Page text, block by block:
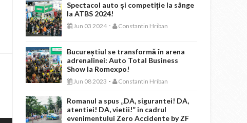
Spectacol auto și competiție la sânge
la ATBS 2024!
Jun 03 2024 - Constantin Hriban
Bucureștiul se transformă în arena
adrenalinei: Auto Total Business
Show la Romexpo!
Jun 08 2023 - Constantin Hriban
Romanul a spus „DA, sigurantei! DA,
atentiei! DA, vietii!” in cadrul
evenimentului Zero Accidente by ZF